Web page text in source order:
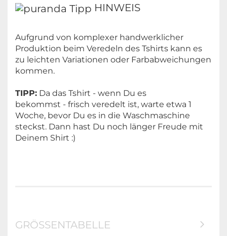
HINWEIS
Aufgrund von komplexer handwerklicher
Produktion beim Veredeln des Tshirts kann es
zu leichten Variationen oder Farbabweichungen
kommen.
TIPP: Da das Tshirt - wenn Du es
bekommst - frisch veredelt ist, warte etwa 1
Woche, bevor Du es in die Waschmaschine
steckst. Dann hast Du noch länger Freude mit
Deinem Shirt :)
GRÖSSENTABELLE